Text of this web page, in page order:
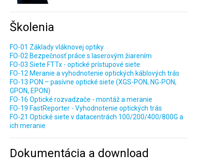
Školenia
FO-01 Základy vláknovej optiky
FO-02 Bezpečnosť práce s laserovým žiarením
FO-03 Siete FTTx - optické prístupové siete
FO-12 Meranie a vyhodnotenie optických káblových trás
FO-13 PON – pasívne optické siete (XGS-PON, NG-PON,
GPON, EPON)
FO-16 Optické rozvadzače - montáž a meranie
FO-19 FastReporter - Vyhodnotenie optických trás
FO-21 Optické siete v datacentrách 100/200/400/800G a
ich meranie
Dokumentácia a download